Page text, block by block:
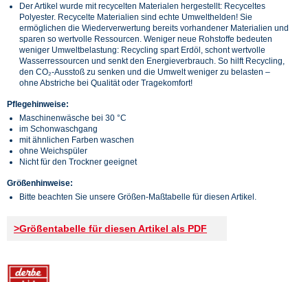
Der Artikel wurde mit recycelten Materialen hergestellt: Recyceltes
Polyester. Recycelte Materialien sind echte Umwelthelden! Sie
ermöglichen die Wiederverwertung bereits vorhandener Materialien und
sparen so wertvolle Ressourcen. Weniger neue Rohstoffe bedeuten
weniger Umweltbelastung: Recycling spart Erdöl, schont wertvolle
Wasserressourcen und senkt den Energieverbrauch. So hilft Recycling,
den CO₂-Ausstoß zu senken und die Umwelt weniger zu belasten –
ohne Abstriche bei Qualität oder Tragekomfort!
Pflegehinweise:
Maschinenwäsche bei 30 °C
im Schonwaschgang
mit ähnlichen Farben waschen
ohne Weichspüler
Nicht für den Trockner geeignet
Größenhinweise:
Bitte beachten Sie unsere Größen-Maßtabelle für diesen Artikel.
>Größentabelle für diesen Artikel als PDF